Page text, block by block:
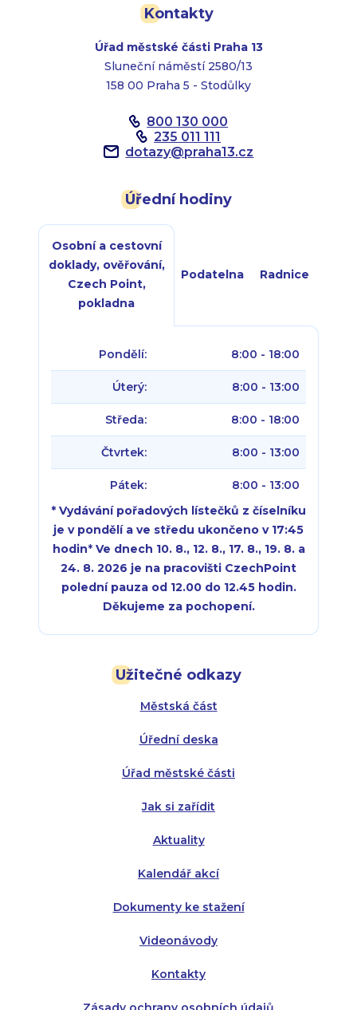
Kontakty
Úřad městské části Praha 13
Sluneční náměstí 2580/13
158 00 Praha 5 - Stodůlky
800 130 000
235 011 111
dotazy@praha13.cz
Užitečné odkazy
Městská část
Úřední deska
Úřad městské části
Jak si zařídit
Aktuality
Kalendář akcí
Dokumenty ke stažení
Videonávody
Kontakty
Úřední hodiny
Osobní a cestovní
doklady, ověřování,
Czech Point,
pokladna
Podatelna Radnice
Pondělí: 8:00 - 18:00
Úterý: 8:00 - 13:00
Středa: 8:00 - 18:00
Čtvrtek: 8:00 - 13:00
Pátek:
8:00 - 13:00
* Vydávání pořadových lístečků z číselníku
je v pondělí a ve středu ukončeno v 17:45
hodin* Ve dnech 10. 8., 12. 8., 17. 8., 19. 8. a
24. 8. 2026 je na pracovišti CzechPoint
polední pauza od 12.00 do 12.45 hodin.
Děkujeme za pochopení.
Úterý:
Středa:
Čtvrtek:
Pátek:
Úterý:
Středa:
Čtvrtek: